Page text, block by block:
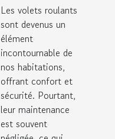
des volets
roulants
Les volets roulants
sont devenus un
élément
incontournable de
nos habitations,
offrant confort et
sécurité. Pourtant,
leur maintenance
est souvent